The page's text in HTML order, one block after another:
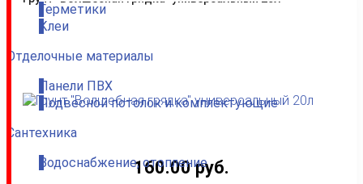
Герметики
Клеи
Отделочные материалы
Панели ПВХ
Подвесной потолок и комплектующие
Сантехника
Водоснабжение, отопление
160.00 руб.